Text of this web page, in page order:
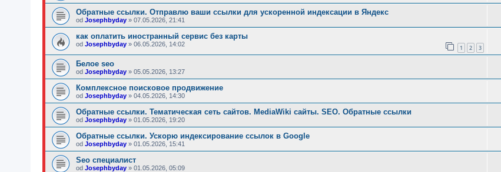
Обратные ссылки. Отправлю ваши ссылки для ускоренной индексации в Яндекс
od Josephbyday » 07.05.2026, 21:41
как оплатить иностранный сервис без карты
od Josephbyday » 06.05.2026, 14:02 1 2 3
Белое seo
od Josephbyday » 05.05.2026, 13:27
Комплексное поисковое продвижение
od Josephbyday » 04.05.2026, 14:30
Обратные ссылки. Тематическая сеть сайтов. MediaWiki сайты. SEO. Обратные ссылки
od Josephbyday » 01.05.2026, 19:20
Обратные ссылки. Ускорю индексирование ссылок в Google
od Josephbyday » 01.05.2026, 15:41
Seo специалист
od Josephbyday » 01.05.2026, 05:09